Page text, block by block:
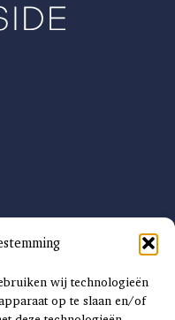
wij technologieën
op te slaan en/of